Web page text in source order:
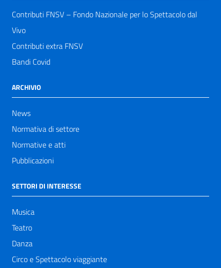
Contributi FNSV – Fondo Nazionale per lo Spettacolo dal
Vivo
Contributi extra FNSV
Bandi Covid
ARCHIVIO
News
Normativa di settore
Normative e atti
Pubblicazioni
SETTORI DI INTERESSE
Musica
Teatro
Danza
Circo e Spettacolo viaggiante